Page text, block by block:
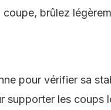
brûlez
pour vérifier sa
supporter les